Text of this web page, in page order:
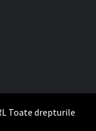
Toate drepturile